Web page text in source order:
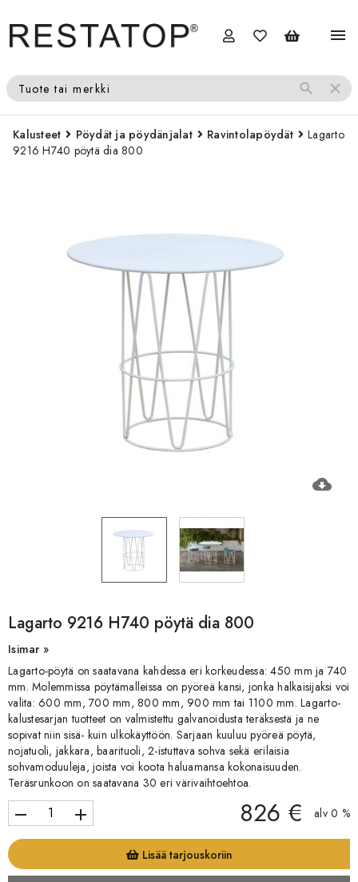
menu
Tuote tai merkki search close
Kalusteet Pöydät ja pöydänjalat Ravintolapöydät
Lagarto
9216 H740 pöytä dia 800
cloud_download
Lagarto 9216 H740 pöytä dia 800
Isimar »
Lagarto-pöytä on saatavana kahdessa eri korkeudessa: 450 mm ja 740
mm. Molemmissa pöytämalleissa on pyöreä kansi, jonka halkaisijaksi voi
valita: 600 mm, 700 mm, 800 mm, 900 mm tai 1100 mm. Lagarto-
kalustesarjan tuotteet on valmistettu galvanoidusta teräksestä ja ne
sopivat niin sisä- kuin ulkokäyttöön. Sarjaan kuuluu pyöreä pöytä,
nojatuoli, jakkara, baarituoli, 2-istuttava sohva sekä erilaisia
sohvamoduuleja, joista voi koota haluamansa kokonaisuuden.
Teräsrunkoon on saatavana 30 eri värivaihtoehtoa.
remove add 826 € alv 0 %
Lisää tarjouskoriin